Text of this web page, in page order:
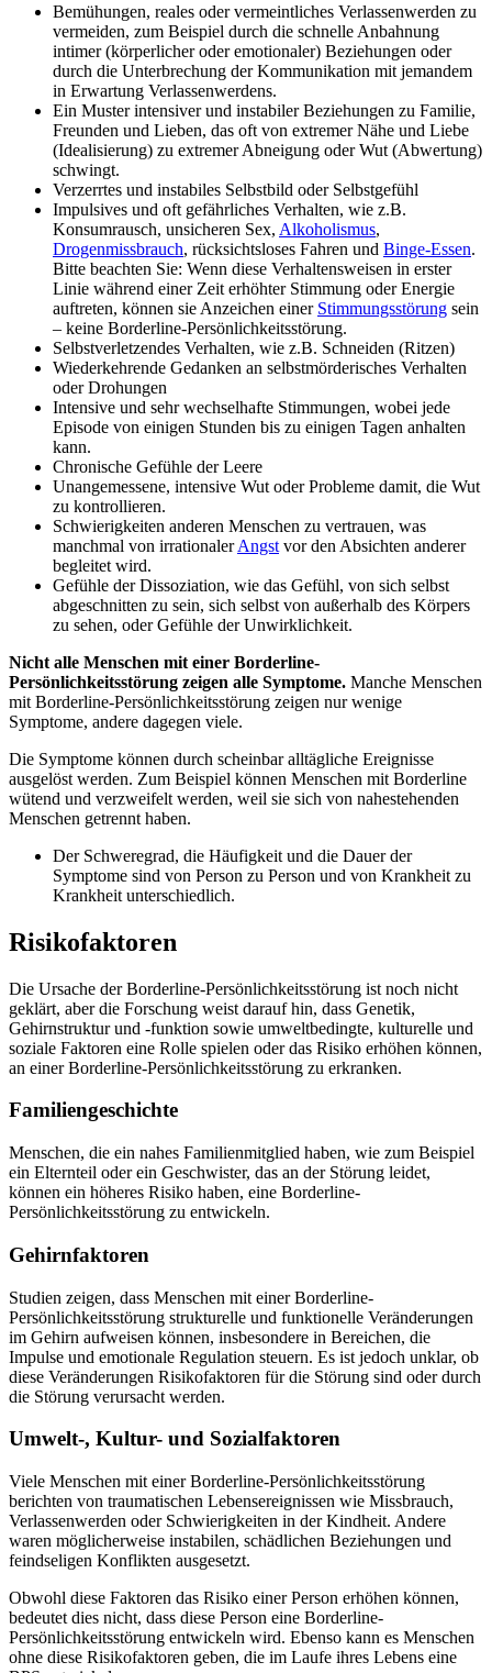
Bemühungen, reales oder vermeintliches Verlassenwerden zu
vermeiden, zum Beispiel durch die schnelle Anbahnung
intimer (körperlicher oder emotionaler) Beziehungen oder
durch die Unterbrechung der Kommunikation mit jemandem
in Erwartung Verlassenwerdens.
Ein Muster intensiver und instabiler Beziehungen zu Familie,
Freunden und Lieben, das oft von extremer Nähe und Liebe
(Idealisierung) zu extremer Abneigung oder Wut (Abwertung)
schwingt.
Verzerrtes und instabiles Selbstbild oder Selbstgefühl
Impulsives und oft gefährliches Verhalten, wie z.B.
Konsumrausch, unsicheren Sex, Alkoholismus,
Drogenmissbrauch, rücksichtsloses Fahren und Binge-Essen.
Bitte beachten Sie: Wenn diese Verhaltensweisen in erster
Linie während einer Zeit erhöhter Stimmung oder Energie
auftreten, können sie Anzeichen einer Stimmungsstörung sein
– keine Borderline-Persönlichkeitsstörung.
Selbstverletzendes Verhalten, wie z.B. Schneiden (Ritzen)
Wiederkehrende Gedanken an selbstmörderisches Verhalten
oder Drohungen
Intensive und sehr wechselhafte Stimmungen, wobei jede
Episode von einigen Stunden bis zu einigen Tagen anhalten
kann.
Chronische Gefühle der Leere
Unangemessene, intensive Wut oder Probleme damit, die Wut
zu kontrollieren.
Schwierigkeiten anderen Menschen zu vertrauen, was
manchmal von irrationalerAngst vor den Absichten anderer
begleitet wird.
Gefühle der Dissoziation, wie das Gefühl, von sich selbst
abgeschnitten zu sein, sich selbst von außerhalb des Körpers
zu sehen, oder Gefühle der Unwirklichkeit.
Nicht alle Menschen mit einer Borderline-
Persönlichkeitsstörung zeigen alle Symptome. Manche Menschen
mit Borderline-Persönlichkeitsstörung zeigen nur wenige
Symptome, andere dagegen viele.
Die Symptome können durch scheinbar alltägliche Ereignisse
ausgelöst werden. Zum Beispiel können Menschen mit Borderline
wütend und verzweifelt werden, weil sie sich von nahestehenden
Menschen getrennt haben.
Der Schweregrad, die Häufigkeit und die Dauer der
Symptome sind von Person zu Person und von Krankheit zu
Krankheit unterschiedlich.
Risikofaktoren
Die Ursache der Borderline-Persönlichkeitsstörung ist noch nicht
geklärt, aber die Forschung weist darauf hin, dass Genetik,
Gehirnstruktur und -funktion sowie umweltbedingte, kulturelle und
soziale Faktoren eine Rolle spielen oder das Risiko erhöhen können,
an einer Borderline-Persönlichkeitsstörung zu erkranken.
Familiengeschichte
Menschen, die ein nahes Familienmitglied haben, wie zum Beispiel
ein Elternteil oder ein Geschwister, das an der Störung leidet,
können ein höheres Risiko haben, eine Borderline-
Persönlichkeitsstörung zu entwickeln.
Gehirnfaktoren
Studien zeigen, dass Menschen mit einer Borderline-
Persönlichkeitsstörung strukturelle und funktionelle Veränderungen
im Gehirn aufweisen können, insbesondere in Bereichen, die
Impulse und emotionale Regulation steuern. Es ist jedoch unklar, ob
diese Veränderungen Risikofaktoren für die Störung sind oder durch
die Störung verursacht werden.
Umwelt-, Kultur- und Sozialfaktoren
Viele Menschen mit einer Borderline-Persönlichkeitsstörung
berichten von traumatischen Lebensereignissen wie Missbrauch,
Verlassenwerden oder Schwierigkeiten in der Kindheit. Andere
waren möglicherweise instabilen, schädlichen Beziehungen und
feindseligen Konflikten ausgesetzt.
Obwohl diese Faktoren das Risiko einer Person erhöhen können,
bedeutet dies nicht, dass diese Person eine Borderline-
Persönlichkeitsstörung entwickeln wird. Ebenso kann es Menschen
ohne diese Risikofaktoren geben, die im Laufe ihres Lebens eine